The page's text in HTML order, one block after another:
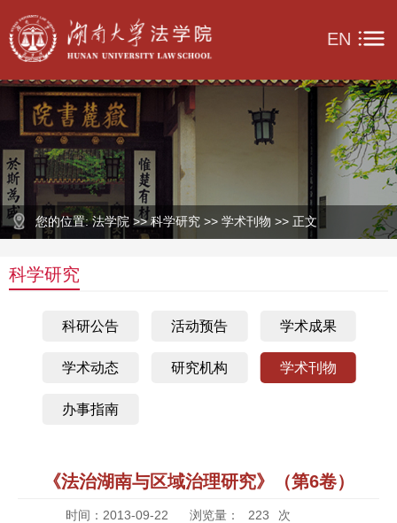
EN
您的位置: 法学院 >> 科学研究 >> 学术刊物 >> 正文
科学研究
科研公告 活动预告 学术成果
学术动态 研究机构 学术刊物
办事指南
《法治湖南与区域治理研究》（第6卷）
时间：2013-09-22 浏览量： 223 次